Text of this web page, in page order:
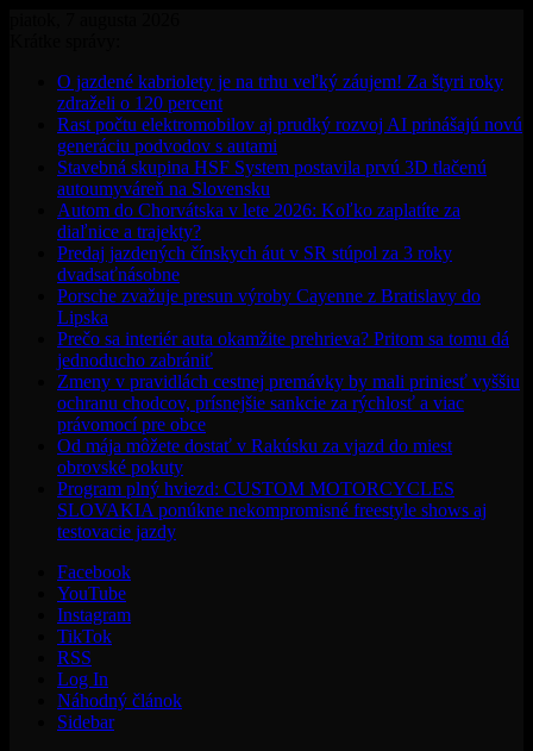
O jazdené kabriolety je na trhu veľký záujem! Za štyri roky
zdraželi o 120 percent
Rast počtu elektromobilov aj prudký rozvoj AI prinášajú novú
generáciu podvodov s autami
Stavebná skupina HSF System postavila prvú 3D tlačenú
autoumyváreň na Slovensku
Autom do Chorvátska v lete 2026: Koľko zaplatíte za
diaľnice a trajekty?
Predaj jazdených čínskych áut v SR stúpol za 3 roky
dvadsaťnásobne
Porsche zvažuje presun výroby Cayenne z Bratislavy do
Lipska
Prečo sa interiér auta okamžite prehrieva? Pritom sa tomu dá
jednoducho zabrániť
Zmeny v pravidlách cestnej premávky by mali priniesť vyššiu
ochranu chodcov, prísnejšie sankcie za rýchlosť a viac
právomocí pre obce
Od mája môžete dostať v Rakúsku za vjazd do miest
obrovské pokuty
Program plný hviezd: CUSTOM MOTORCYCLES
SLOVAKIA ponúkne nekompromisné freestyle shows aj
testovacie jazdy
Facebook
YouTube
Instagram
TikTok
RSS
Log In
Náhodný článok
Sidebar